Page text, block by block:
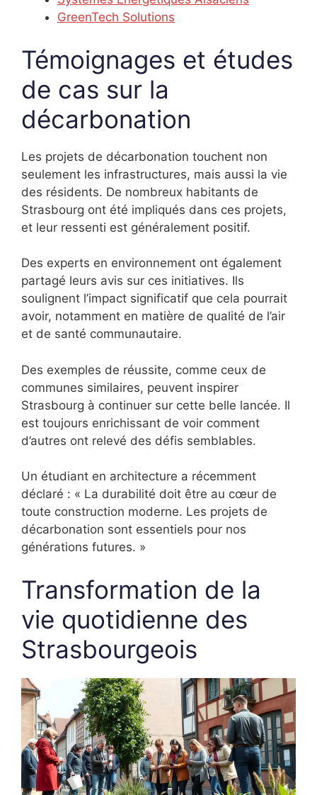
GreenTech Solutions
Témoignages et études
de cas sur la
décarbonation
Les projets de décarbonation touchent non
seulement les infrastructures, mais aussi la vie
des résidents. De nombreux habitants de
Strasbourg ont été impliqués dans ces projets,
et leur ressenti est généralement positif.
Des experts en environnement ont également
partagé leurs avis sur ces initiatives. Ils
soulignent l’impact significatif que cela pourrait
avoir, notamment en matière de qualité de l’air
et de santé communautaire.
Des exemples de réussite, comme ceux de
communes similaires, peuvent inspirer
Strasbourg à continuer sur cette belle lancée. Il
est toujours enrichissant de voir comment
d’autres ont relevé des défis semblables.
Un étudiant en architecture a récemment
déclaré : « La durabilité doit être au cœur de
toute construction moderne. Les projets de
décarbonation sont essentiels pour nos
générations futures. »
Transformation de la
vie quotidienne des
Strasbourgeois